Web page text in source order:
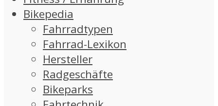
Bikepedia
Fahrradtypen
Fahrrad-Lexikon
Hersteller
Radgeschäfte
Bikeparks